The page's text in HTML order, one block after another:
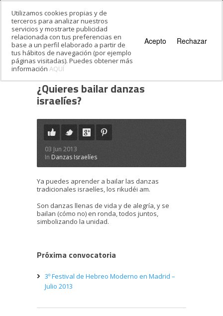
Estás en:
israelíes?
¿Quieres bailar danzas
israelíes?
03 Jun 2013
In Danzas Israelíes
Ya puedes aprender a bailar las danzas
tradicionales israelíes, los rikudéi am.
Son danzas llenas de vida y de alegría, y se
bailan (cómo no) en ronda, todos juntos,
simbolizando la unidad.
Próxima convocatoria
3º Festival de Hebreo Moderno en Madrid –
Julio 2013
Utilizamos cookies propias y de
terceros para analizar nuestros
servicios y mostrarte publicidad
relacionada con tus preferencias en
base a un perfil elaborado a partir de
tus hábitos de navegación (por ejemplo
páginas visitadas). Puedes obtener más
información AQUÍ
Acepto Rechazar